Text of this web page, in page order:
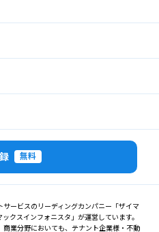
無料
ービスのリーディングカンパニー「ザイマ
クスインフォニスタ」が運営しています。
業分野においても、テナント企業様・不動